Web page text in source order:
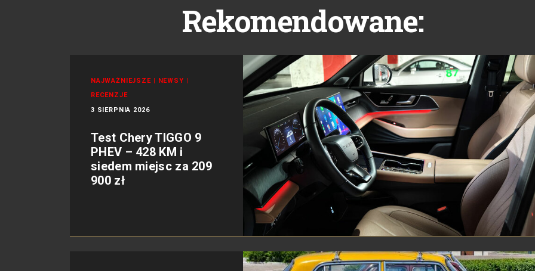
Rekomendowane:
NAJWAŻNIEJSZE | NEWSY |
RECENZJE
3 SIERPNIA 2026
Test Chery TIGGO 9
PHEV – 428 KM i
siedem miejsc za 209
900 zł